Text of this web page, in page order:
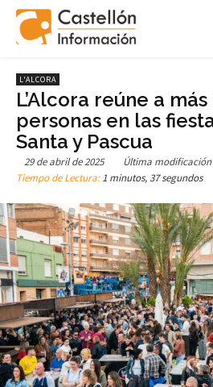
L'ALCORA
L’Alcora reúne a
personas en las
Santa y Pascua
29 de abril de 2025 Última modificación
Tiempo de Lectura:1 minutos, 37 segundos